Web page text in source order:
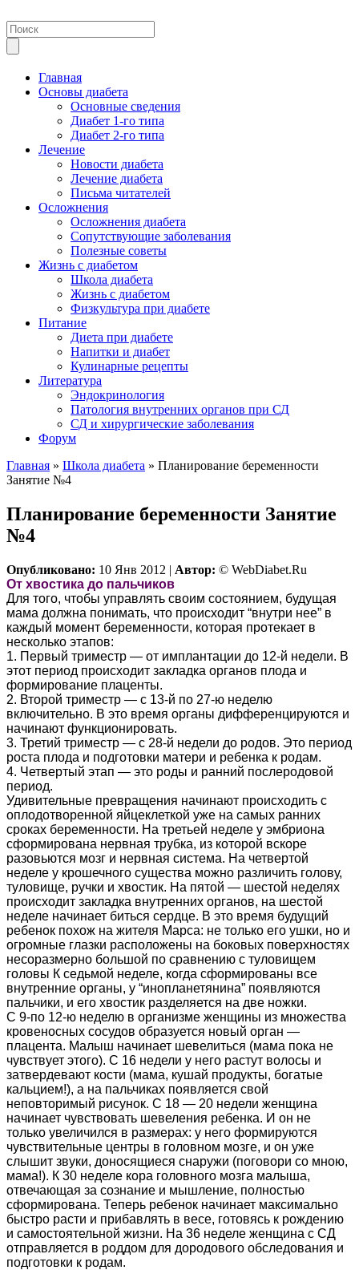
Главная
Основы диабета
Основные сведения
Диабет 1-го типа
Диабет 2-го типа
Лечение
Новости диабета
Лечение диабета
Письма читателей
Осложнения
Осложнения диабета
Сопутствующие заболевания
Полезные советы
Жизнь с диабетом
Школа диабета
Жизнь с диабетом
Физкультура при диабете
Питание
Диета при диабете
Напитки и диабет
Кулинарные рецепты
Литература
Эндокринология
Патология внутренних органов при СД
СД и хирургические заболевания
Форум
Главная » Школа диабета » Планирование беременности
Занятие №4
Планирование беременности Занятие
№4
Опубликовано: 10 Янв 2012 | Автор: © WebDiabet.Ru
От хвостика до пальчиков
Для того, чтобы управлять своим состоянием, будущая
мама должна понимать, что происходит “внутри нее” в
каждый момент беременности, которая протекает в
несколько этапов:
1. Первый триместр — от имплантации до 12-й недели. В
этот период происходит закладка органов плода и
формирование плаценты.
2. Второй триместр — с 13-й по 27-ю неделю
включительно. В это время органы дифференцируются и
начинают функционировать.
3. Третий триместр — с 28-й недели до родов. Это период
роста плода и подготовки матери и ребенка к родам.
4. Четвертый этап — это роды и ранний послеродовой
период.
Удивительные превращения начинают происходить с
оплодотворенной яйцеклеткой уже на самых ранних
сроках беременности. На третьей неделе у эмбриона
сформирована нервная трубка, из которой вскоре
разовьются мозг и нервная система. На четвертой
неделе у крошечного существа можно различить голову,
туловище, ручки и хвостик. На пятой — шестой неделях
происходит закладка внутренних органов, на шестой
неделе начинает биться сердце. В это время будущий
ребенок похож на жителя Марса: не только его ушки, но и
огромные глазки расположены на боковых поверхностях
несоразмерно большой по сравнению с туловищем
головы К седьмой неделе, когда сформированы все
внутренние органы, у “инопланетянина” появляются
пальчики, и его хвостик разделяется на две ножки.
С 9-по 12-ю неделю в организме женщины из множества
кровеносных сосудов образуется новый орган —
плацента. Малыш начинает шевелиться (мама пока не
чувствует этого). С 16 недели у него растут волосы и
затвердевают кости (мама, кушай продукты, богатые
кальцием!), а на пальчиках появляется свой
неповторимый рисунок. С 18 — 20 недели женщина
начинает чувствовать шевеления ребенка. И он не
только увеличился в размерах: у него формируются
чувствительные центры в головном мозге, и он уже
слышит звуки, доносящиеся снаружи (поговори со мною,
мама!). К 30 неделе кора головного мозга малыша,
отвечающая за сознание и мышление, полностью
сформирована. Теперь ребенок начинает максимально
быстро расти и прибавлять в весе, готовясь к рождению
и самостоятельной жизни. На 36 неделе женщина с СД
отправляется в роддом для дородового обследования и
подготовки к родам.